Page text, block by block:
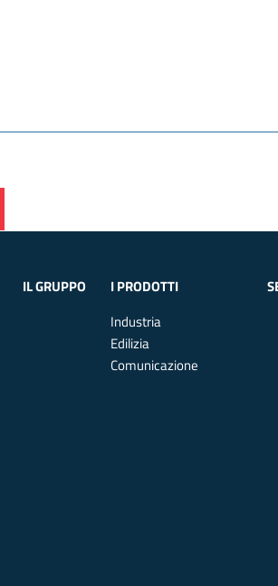
IL GRUPPO
I PRODOTTI
Industria
Edilizia
Comunicazione